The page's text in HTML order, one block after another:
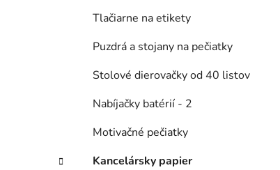
Tlačiarne na etikety
Puzdrá a stojany na pečiatky
Stolové dierovačky od 40 listov
Nabíjačky batérií - 2
Motivačné pečiatky
Kancelársky papier